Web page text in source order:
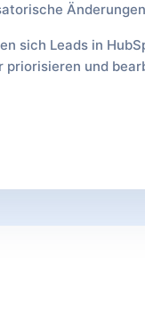
sich Leads in
priorisieren und